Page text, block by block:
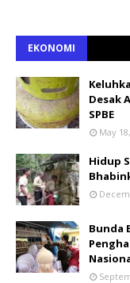
EKONOMI
Desak
SPBE
May
Hidup
Bunda